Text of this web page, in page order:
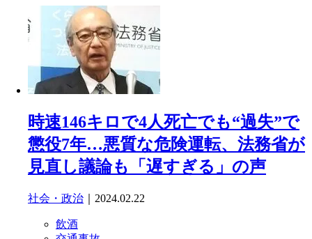
時速146キロで4人死亡でも“過失”で
懲役7年…悪質な危険運転、法務省が
見直し議論も「遅すぎる」の声
社会・政治 ｜2024.02.22
飲酒